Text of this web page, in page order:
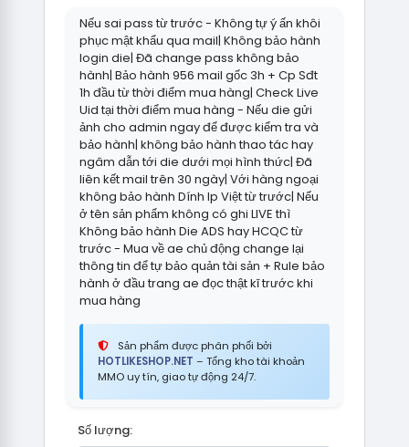
Nếu sai pass từ trước - Không tự ý ấn khôi
phục mật khẩu qua mail| Không bảo hành
login die| Đã change pass không bảo
hành| Bảo hành 956 mail gốc 3h + Cp Sđt
1h đầu từ thời điểm mua hàng| Check Live
Uid tại thời điểm mua hàng - Nếu die gửi
ảnh cho admin ngay để được kiểm tra và
bảo hành| không bảo hành thao tác hay
ngâm dẫn tới die dưới mọi hình thức| Đã
liên kết mail trên 30 ngày| Với hàng ngoại
không bảo hành Dính Ip Việt từ trước| Nếu
ở tên sản phẩm không có ghi LIVE thì
Không bảo hành Die ADS hay HCQC từ
trước - Mua về ae chủ động change lại
thông tin để tự bảo quản tài sản + Rule bảo
hành ở đầu trang ae đọc thật kĩ trước khi
mua hàng
Sản phẩm được phân phối bởi
HOTLIKESHOP.NET – Tổng kho tài khoản
MMO uy tín, giao tự động 24/7.
Số lượng: